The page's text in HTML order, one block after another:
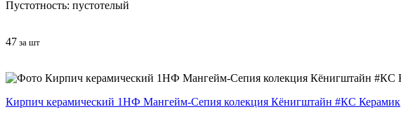
Пустотность: пустотелый
47 за шт
Кирпич керамический 1НФ Мангейм-Сепия колекция Кёнигштайн #КС Керамик